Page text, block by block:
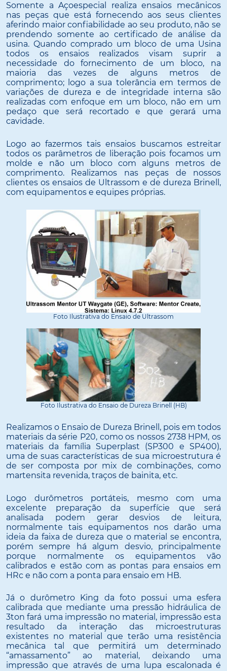
Somente a Açoespecial realiza ensaios mecânicos
nas peças que está fornecendo aos seus clientes
aferindo maior confiabilidade ao seu produto, não se
prendendo somente ao certificado de análise da
usina. Quando comprado um bloco de uma Usina
todos os ensaios realizados visam suprir a
necessidade do fornecimento de um bloco, na
maioria das vezes de alguns metros de
comprimento; logo a sua tolerância em termos de
variações de dureza e de integridade interna são
realizadas com enfoque em um bloco, não em um
pedaço que será recortado e que gerará uma
cavidade.
Logo ao fazermos tais ensaios buscamos estreitar
todos os parâmetros de liberação pois focamos um
molde e não um bloco com alguns metros de
comprimento. Realizamos nas peças de nossos
clientes os ensaios de Ultrassom e de dureza Brinell,
com equipamentos e equipes próprias.
Foto Ilustrativa do Ensaio de Ultrassom
Foto Ilustrativa do Ensaio de Dureza Brinell (HB)
Realizamos o Ensaio de Dureza Brinell, pois em todos
materiais da série P20, como os nossos 2738 HPM, os
materiais da família Superplast (SP300 e SP400),
uma de suas características de sua microestrutura é
de ser composta por mix de combinações, como
martensita revenida, traços de bainita, etc.
Logo durômetros portáteis, mesmo com uma
excelente preparação da superfície que será
analisada podem gerar desvios de leitura,
normalmente tais equipamentos nos darão uma
ideia da faixa de dureza que o material se encontra,
porém sempre há algum desvio, principalmente
porque normalmente os equipamentos vão
calibrados e estão com as pontas para ensaios em
HRc e não com a ponta para ensaio em HB.
Já o durômetro King da foto possui uma esfera
calibrada que mediante uma pressão hidráulica de
3ton fará uma impressão no material, impressão esta
resultado da interação das microestruturas
existentes no material que terão uma resistência
mecânica tal que permitirá um determinado
“amassamento” ao material, deixando uma
impressão que através de uma lupa escalonada é